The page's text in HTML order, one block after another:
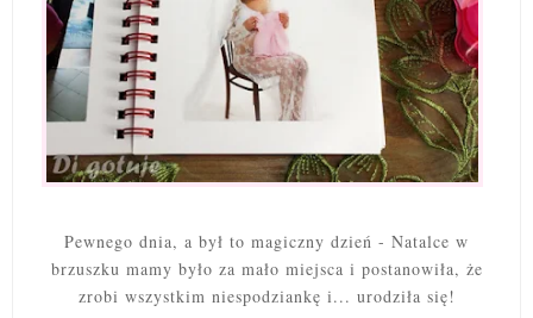
Pewnego dnia, a był to magiczny dzień - Natalce w
brzuszku mamy było za mało miejsca i postanowiła, że
zrobi wszystkim niespodziankę i... urodziła się!